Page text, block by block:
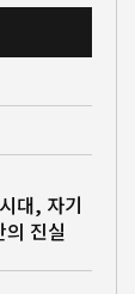
대, 자기
진실